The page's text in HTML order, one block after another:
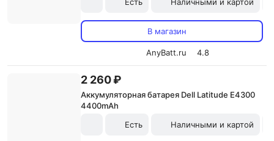
В магазин
AnyBatt.ru 4.8
2 260 ₽
Аккумуляторная батарея Dell Latitude E4300
4400mAh
Есть
Наличными и картой